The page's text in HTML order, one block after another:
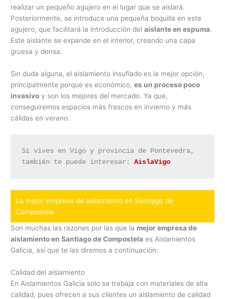
realizar un pequeño agujero en el lugar que se aislará.
Posteriormente, se introduce una pequeña boquilla en este
agujero, que facilitará la introducción delaislante en espuma.
Este aislante se expande en el interior, creando una capa
gruesa y densa.
Sin duda alguna, el aislamiento insuflado es la mejor opción,
principalmente porque es económico,es un proceso poco
invasivo y son los mejores del mercado. Ya que,
conseguiremos espacios más frescos en invierno y más
cálidas en verano.
Si vives en Vigo y provincia de Pontevedra,
también te puede interesar: AislaVigo
La mejor empresa de aislamiento en Santiago de
Compostela
Son muchas las razones por las que la mejor empresa de
aislamiento en Santiago de Compostela es Aislamientos
Galicia, así que te las diremos a continuación:
Calidad del aislamiento
En Aislamientos Galicia solo se trabaja con materiales de alta
calidad, pues ofrecen a sus clientes un aislamiento de calidad